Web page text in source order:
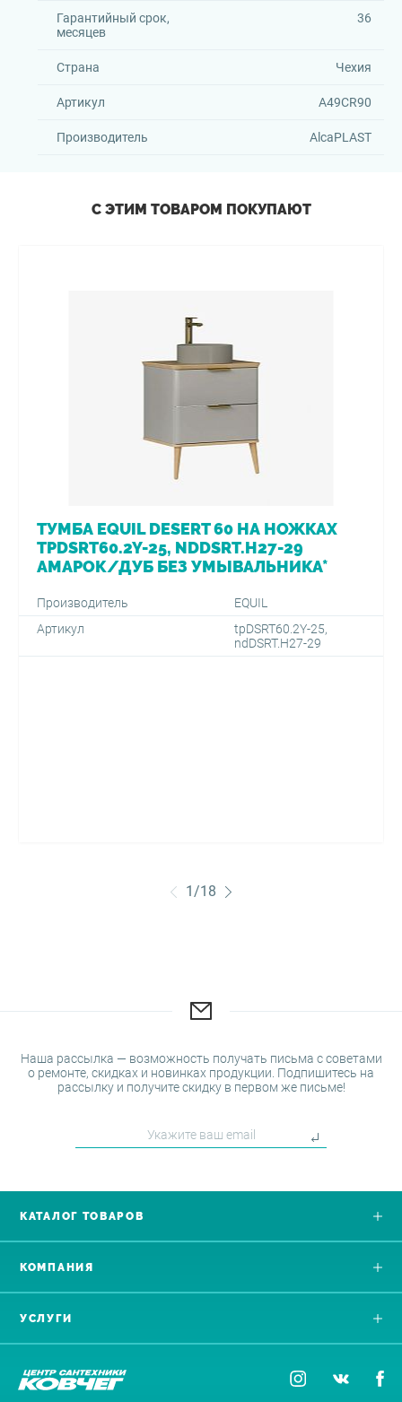
Гарантийный срок,
месяцев
36
Страна Чехия
Артикул A49CR90
Производитель AlcaPLAST
С ЭТИМ ТОВАРОМ ПОКУПАЮТ
ТУМБА EQUIL DESERT 60 НА НОЖКАХ
TPDSRT60.2Y-25, NDDSRT.H27-29
АМАРОК/ДУБ БЕЗ УМЫВАЛЬНИКА*
Производитель
EQUIL
Артикул
tpDSRT60.2Y-25,
ndDSRT.H27-29
1/18
Наша рассылка — возможность получать письма с советами
о ремонте, скидках и новинках продукции. Подпишитесь на
рассылку и получите скидку в первом же письме!
КАТАЛОГ ТОВАРОВ
УСЛУГИ
КОМПАНИЯ